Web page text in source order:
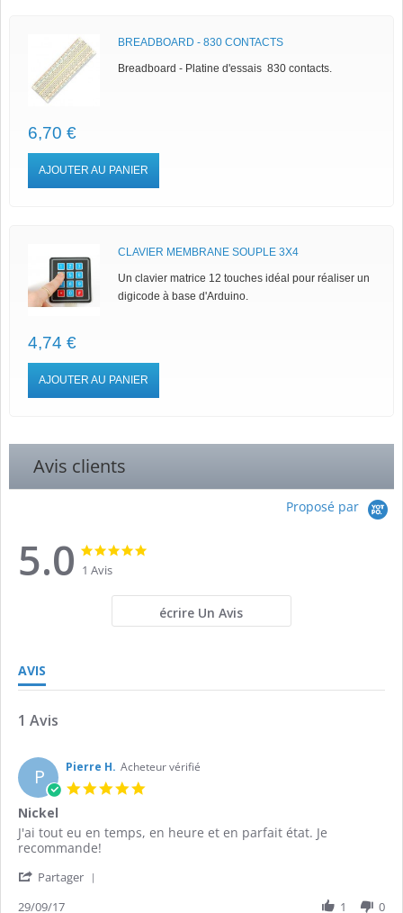
BREADBOARD - 830 CONTACTS
Breadboard - Platine d'essais 830 contacts.
6,70 €
AJOUTER AU PANIER
CLAVIER MEMBRANE SOUPLE 3X4
Un clavier matrice 12 touches idéal pour réaliser un
digicode à base d'Arduino.
4,74 €
AJOUTER AU PANIER
Avis clients
Proposé par
5.0
5.0
star
rating
1 Avis
écrire Un Avis
AVIS
1 Avis
P Pierre H. Acheteur vérifié
Nickel
Review
by
H.
29
review
stating
J'ai tout eu en temps, en heure et en parfait état. Je
recommande!
Partager
29/09/17 1 0